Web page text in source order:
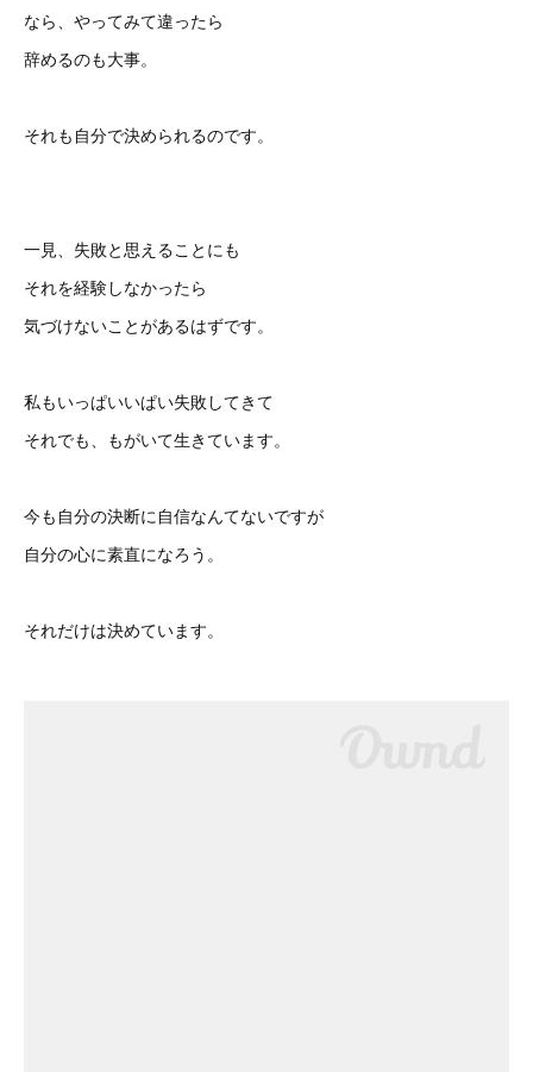
なら、やってみて違ったら
辞めるのも大事。
それも自分で決められるのです。
一見、失敗と思えることにも
それを経験しなかったら
気づけないことがあるはずです。
私もいっぱいいぱい失敗してきて
それでも、もがいて生きています。
今も自分の決断に自信なんてないですが
自分の心に素直になろう。
それだけは決めています。